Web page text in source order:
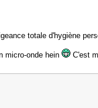
totale d'hygiène
micro-onde hein C'est